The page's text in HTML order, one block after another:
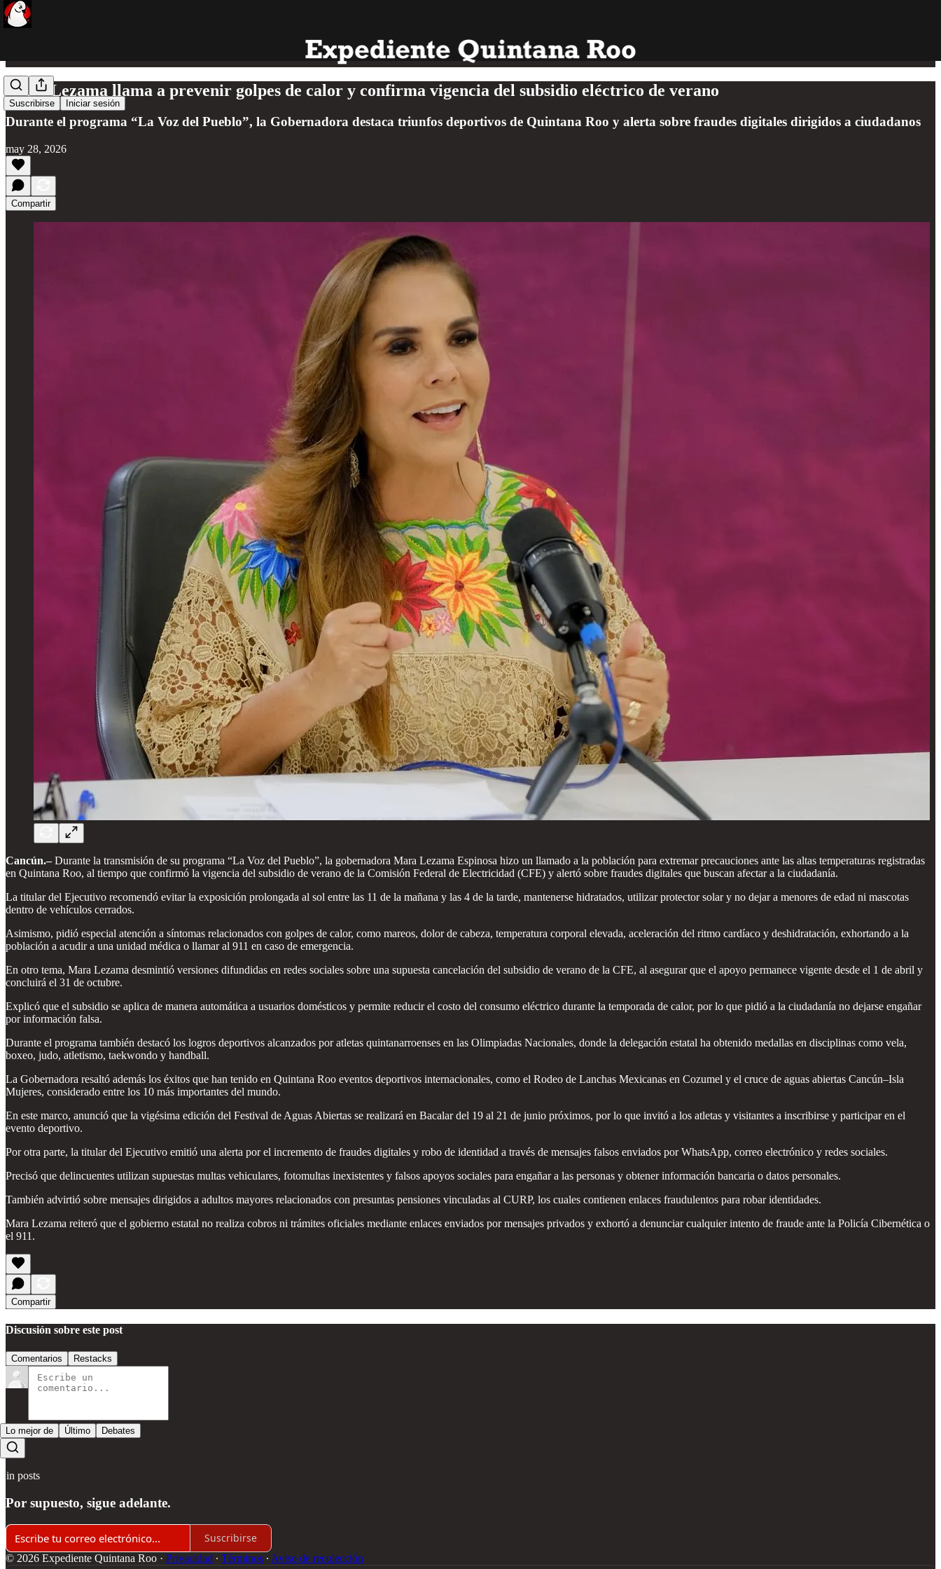
Suscribirse Iniciar sesión
Mara Lezama llama a prevenir golpes de calor y confirma vigencia del subsidio eléctrico de verano
Durante el programa “La Voz del Pueblo”, la Gobernadora destaca triunfos deportivos de Quintana Roo y alerta sobre fraudes digitales dirigidos a ciudadanos
may 28, 2026
Compartir
Cancún.–Durante la transmisión de su programa “La Voz del Pueblo”, la gobernadora Mara Lezama Espinosa hizo un llamado a la población para extremar precauciones ante las altas temperaturas registradas
en Quintana Roo, al tiempo que confirmó la vigencia del subsidio de verano de la Comisión Federal de Electricidad (CFE) y alertó sobre fraudes digitales que buscan afectar a la ciudadanía.
La titular del Ejecutivo recomendó evitar la exposición prolongada al sol entre las 11 de la mañana y las 4 de la tarde, mantenerse hidratados, utilizar protector solar y no dejar a menores de edad ni mascotas
dentro de vehículos cerrados.
Asimismo, pidió especial atención a síntomas relacionados con golpes de calor, como mareos, dolor de cabeza, temperatura corporal elevada, aceleración del ritmo cardíaco y deshidratación, exhortando a la
población a acudir a una unidad médica o llamar al 911 en caso de emergencia.
En otro tema, Mara Lezama desmintió versiones difundidas en redes sociales sobre una supuesta cancelación del subsidio de verano de la CFE, al asegurar que el apoyo permanece vigente desde el 1 de abril y
concluirá el 31 de octubre.
Explicó que el subsidio se aplica de manera automática a usuarios domésticos y permite reducir el costo del consumo eléctrico durante la temporada de calor, por lo que pidió a la ciudadanía no dejarse engañar
por información falsa.
Durante el programa también destacó los logros deportivos alcanzados por atletas quintanarroenses en las Olimpiadas Nacionales, donde la delegación estatal ha obtenido medallas en disciplinas como vela,
boxeo, judo, atletismo, taekwondo y handball.
La Gobernadora resaltó además los éxitos que han tenido en Quintana Roo eventos deportivos internacionales, como el Rodeo de Lanchas Mexicanas en Cozumel y el cruce de aguas abiertas Cancún–Isla
Mujeres, considerado entre los 10 más importantes del mundo.
En este marco, anunció que la vigésima edición del Festival de Aguas Abiertas se realizará en Bacalar del 19 al 21 de junio próximos, por lo que invitó a los atletas y visitantes a inscribirse y participar en el
evento deportivo.
Por otra parte, la titular del Ejecutivo emitió una alerta por el incremento de fraudes digitales y robo de identidad a través de mensajes falsos enviados por WhatsApp, correo electrónico y redes sociales.
Precisó que delincuentes utilizan supuestas multas vehiculares, fotomultas inexistentes y falsos apoyos sociales para engañar a las personas y obtener información bancaria o datos personales.
También advirtió sobre mensajes dirigidos a adultos mayores relacionados con presuntas pensiones vinculadas al CURP, los cuales contienen enlaces fraudulentos para robar identidades.
Mara Lezama reiteró que el gobierno estatal no realiza cobros ni trámites oficiales mediante enlaces enviados por mensajes privados y exhortó a denunciar cualquier intento de fraude ante la Policía Cibernética o
el 911.
Compartir
Discusión sobre este post
Comentarios Restacks
Lo mejor de Último Debates
Sin posts
Por supuesto, sigue adelante.
Suscribirse
© 2026 Expediente Quintana Roo · Privacidad ∙ Términos ∙ Aviso de recolección